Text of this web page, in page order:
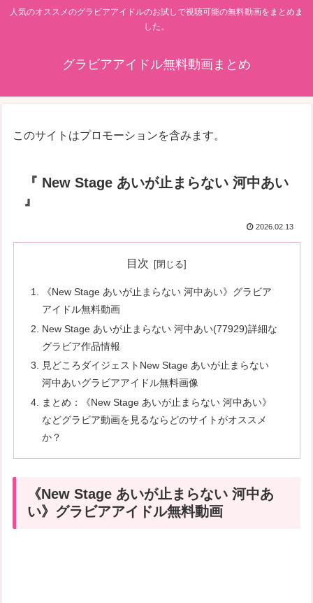
人気のオススメのグラビアアイドルのお試しで視聴可能の無料動画をまとめま
した。
グラビアアイドル無料動画まとめ
このサイトはプロモーションを含みます。
『 New Stage あいが止まらない 河中あい
』
2026.02.13
目次
《New Stage あいが止まらない 河中あい》グラビア
アイドル無料動画
New Stage あいが止まらない 河中あい(77929)詳細な
グラビア作品情報
見どころダイジェストNew Stage あいが止まらない
河中あいグラビアアイドル無料画像
まとめ：《New Stage あいが止まらない 河中あい》
などグラビア動画を見るならどのサイトがオススメ
か？
《New Stage あいが止まらない 河中あ
い》グラビアアイドル無料動画